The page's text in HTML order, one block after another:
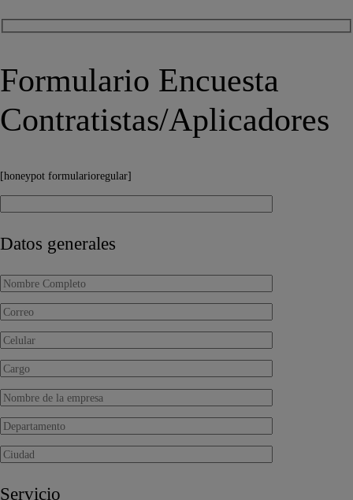
Formulario Encuesta
Contratistas/Aplicadores
[honeypot formularioregular]
Datos generales
Servicio